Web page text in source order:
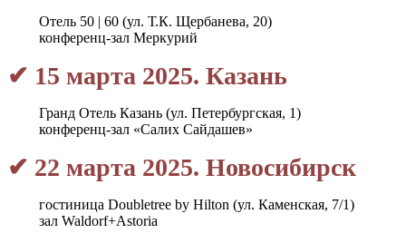
Отель 50 | 60 (ул. Т.К. Щербанева, 20)
конференц-зал Меркурий
✔ 15 марта 2025. Казань
Гранд Отель Казань (ул. Петербургская, 1)
конференц-зал «Салих Сайдашев»
✔ 22 марта 2025. Новосибирск
гостиница Doubletree by Hilton (ул. Каменская, 7/1)
зал Waldorf+Astoria